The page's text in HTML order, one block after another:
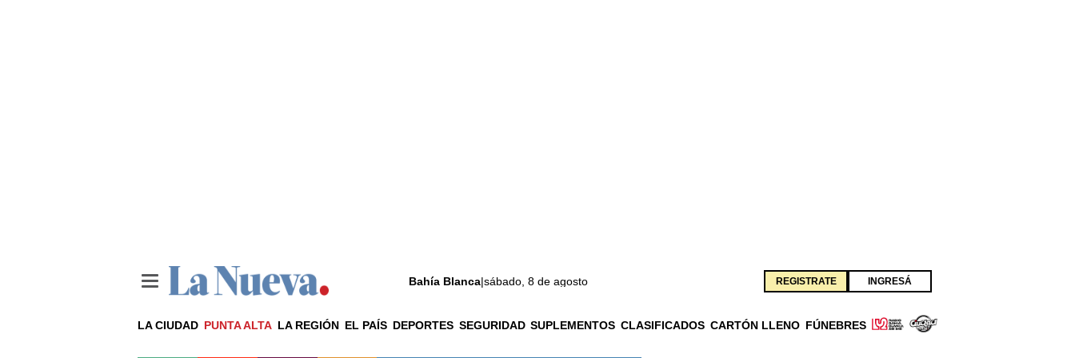
Bahía Blanca|sábado, 8 de agosto REGISTRATE INGRESÁ
LA CIUDAD PUNTA ALTA LA REGIÓN EL PAÍS DEPORTES SEGURIDAD SUPLEMENTOS CLASIFICADOS CARTÓN LLENO FÚNEBRES